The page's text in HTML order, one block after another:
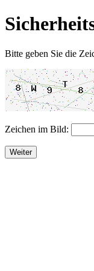
Bitte geben Sie die
Zeichen im Bild:
Weiter